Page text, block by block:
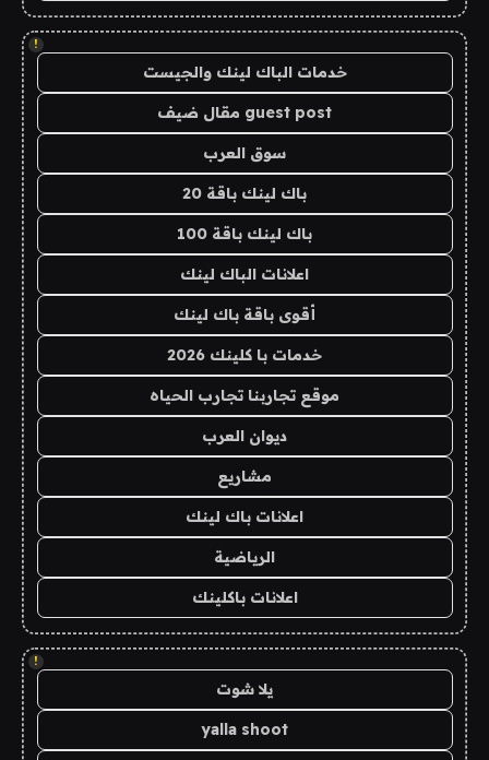
!
خدمات الباك لينك والجيست
guest post مقال ضيف
سوق العرب
باك لينك باقة 20
باك لينك باقة 100
اعلانات الباك لينك
أقوى باقة باك لينك
خدمات با كلينك 2026
موقع تجاربنا تجارب الحياه
ديوان العرب
مشاريع
اعلانات باك لينك
الرياضية
اعلانات باكلينك
!
يلا شوت
yalla shoot